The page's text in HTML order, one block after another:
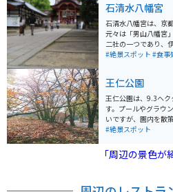
石清水八幡宮
石清水八幡宮は、京
元々は「男山八幡宮
二社の一つであり、
なっています。 旧社
います。宮中の四方
ングやバイクで訪れ
#絶景スポット #食事
王仁公園
王仁公園は、9.3ヘ
す。プールやグラウ
いですが、園内を散
ク置き場は広く屋根
#絶景スポット
「周辺の景色